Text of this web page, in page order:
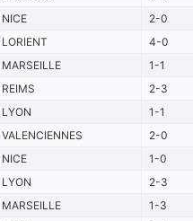
NICE 2-0
LORIENT 4-0
MARSEILLE 1-1
REIMS 2-3
LYON 1-1
VALENCIENNES 2-0
NICE 1-0
LYON 2-3
MARSEILLE 1-3